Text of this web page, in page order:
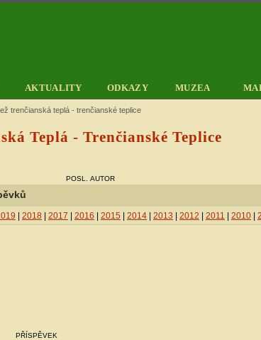
AKTUALITY ODKAZY MUZEA
trenčianská teplá - trenčianské teplice
Teplá - Trenčianské Teplice
POSL. AUTOR
2018 2017 2016 2015 2014 2013 2012 2011 2010
PŘÍSPĚVEK